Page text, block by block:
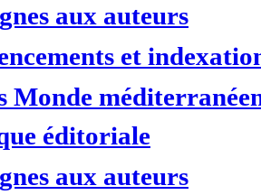
aux auteurs
et
Monde
éditoriale
aux auteurs